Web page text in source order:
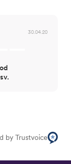
30.04.20
by Trustvoice